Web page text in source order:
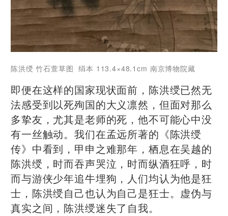
陈洪绶 竹石萱草图 绢本 113.4×48.1cm 南京博物院藏
即便在这样的国家现状面前，陈洪绶已然无
法感受到以死殉国的大义凛然，但面对那么
多挚友，尤其是老师的死，他不可能心中没
有一丝触动。我们在孟远所著的《陈洪绶
传》中看到，甲申之难那年，栖息在吴越的
陈洪绶，时而吞声哭泣，时而纵酒狂呼，时
而与游侠少年追牛埋狗，人们均认为他是狂
士，陈洪绶自己也认为自己是狂士。虚伪与
真实之间，陈洪绶迷失了自我。